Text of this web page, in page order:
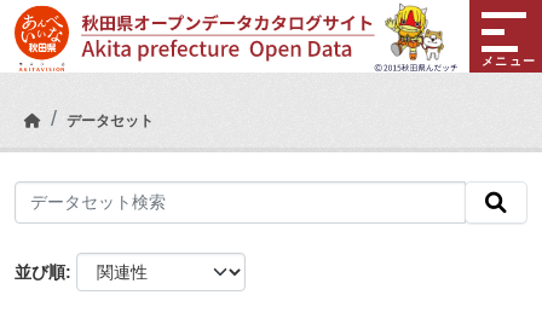
Skip to main content
メニュー
データセット
並び順